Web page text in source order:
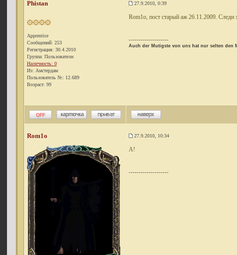
Phistan 27.9.2010, 0:39
Apprentice
Сообщений: 253
Регистрация: 30.4.2010
Группа: Пользователи
Наличность: 0
Из: Амстердам
Пользователь №: 12.689
Возраст: 99
Rom1o, пост старый аж 26.11.2009. Следи
--------------------
Auch der Mutigste von uns hat nur selten den
Rom1o 27.9.2010, 10:34
А!
--------------------